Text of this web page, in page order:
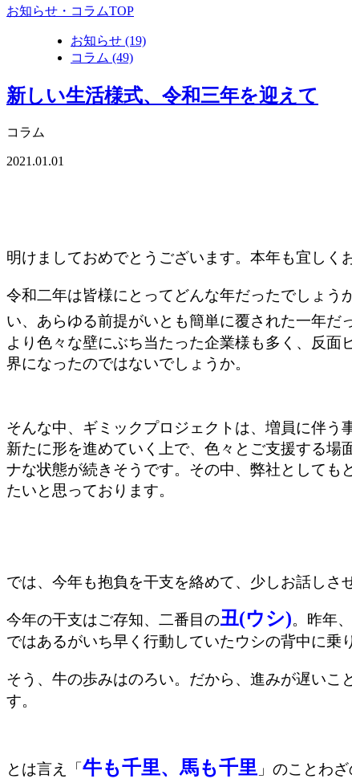
お知らせ・コラムTOP
お知らせ (19)
コラム (49)
新しい生活様式、令和三年を迎えて
コラム
2021.01.01
明けましておめでとうございます。本年も宜しく
令和二年は皆様にとってどんな年だったでしょう
い、あらゆる前提がいとも簡単に覆された一年だ
より色々な壁にぶち当たった企業様も多く、反
界になったのではないでしょうか。
そんな中、ギミックプロジェクトは、増員に伴う
新たに形を進めていく上で、色々とご支援する場
ナな状態が続きそうです。その中、弊社としても
たいと思っております。
では、今年も抱負を干支を絡めて、少しお話しさ
今年の干支はご存知、二番目の丑(ウシ)。昨年
ではあるがいち早く行動していたウシの背中に乗
そう、牛の歩みはのろい。だから、進みが遅いこ
す。
とは言え「牛も千里、馬も千里 」のことわ